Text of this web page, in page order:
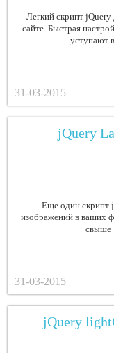
Легкий скрипт jQuery
сайте. Быстрая
уступают
31-03-2015
jQuery
Еще один скрипт
изображений в ваших
свыше
31-03-2015
jQuery